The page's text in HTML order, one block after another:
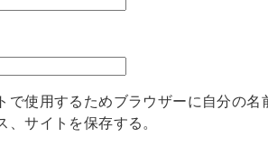
で使用するためブラウザーに自分の名
、サイトを保存する。